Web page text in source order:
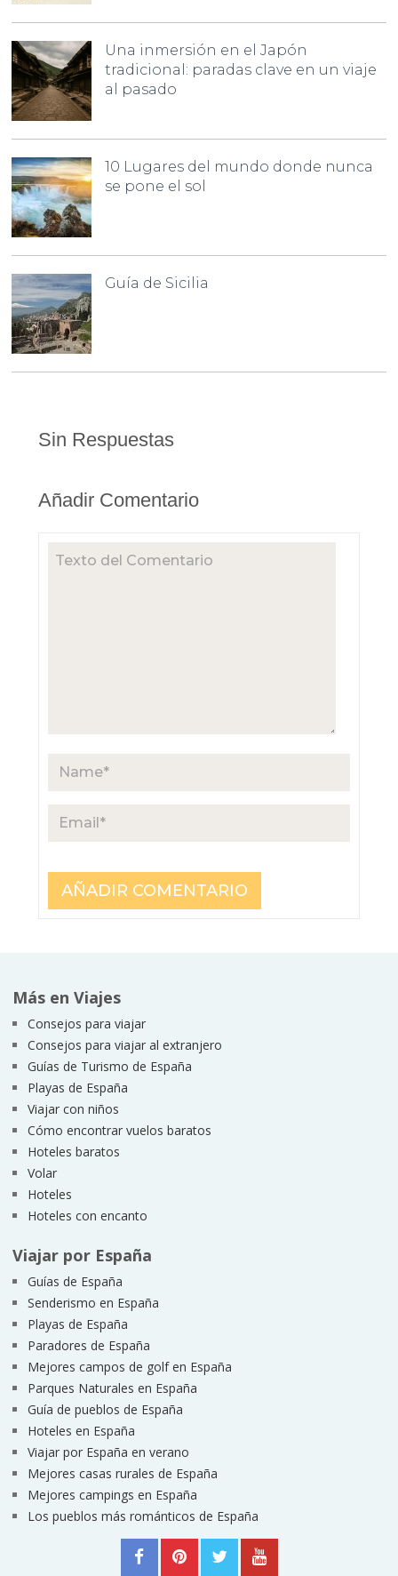
Una inmersión en el Japón
tradicional: paradas clave en un viaje
al pasado
10 Lugares del mundo donde nunca
se pone el sol
Guía de Sicilia
Sin Respuestas
Añadir Comentario
Más en Viajes
Consejos para viajar
Consejos para viajar al extranjero
Guías de Turismo de España
Playas de España
Viajar con niños
Cómo encontrar vuelos baratos
Hoteles baratos
Volar
Hoteles
Hoteles con encanto
Viajar por España
Guías de España
Senderismo en España
Playas de España
Paradores de España
Mejores campos de golf en España
Parques Naturales en España
Guía de pueblos de España
Hoteles en España
Viajar por España en verano
Mejores casas rurales de España
Mejores campings en España
Los pueblos más románticos de España